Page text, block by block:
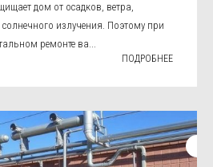
дом от осадков, ветра,
солнечного излучения. Поэтому при
ремонте ва...
ПОДРОБНЕЕ